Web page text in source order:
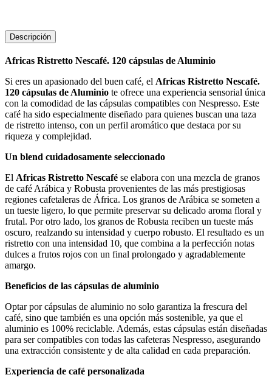
Descripción
Africas Ristretto Nescafé. 120 cápsulas de Aluminio
Si eres un apasionado del buen café, el Africas Ristretto Nescafé.
120 cápsulas de Aluminio te ofrece una experiencia sensorial única
con la comodidad de las cápsulas compatibles con Nespresso. Este
café ha sido especialmente diseñado para quienes buscan una taza
de ristretto intenso, con un perfil aromático que destaca por su
riqueza y complejidad.
Un blend cuidadosamente seleccionado
El Africas Ristretto Nescafé se elabora con una mezcla de granos
de café Arábica y Robusta provenientes de las más prestigiosas
regiones cafetaleras de África. Los granos de Arábica se someten a
un tueste ligero, lo que permite preservar su delicado aroma floral y
frutal. Por otro lado, los granos de Robusta reciben un tueste más
oscuro, realzando su intensidad y cuerpo robusto. El resultado es un
ristretto con una intensidad 10, que combina a la perfección notas
dulces a frutos rojos con un final prolongado y agradablemente
amargo.
Beneficios de las cápsulas de aluminio
Optar por cápsulas de aluminio no solo garantiza la frescura del
café, sino que también es una opción más sostenible, ya que el
aluminio es 100% reciclable. Además, estas cápsulas están diseñadas
para ser compatibles con todas las cafeteras Nespresso, asegurando
una extracción consistente y de alta calidad en cada preparación.
Experiencia de café personalizada